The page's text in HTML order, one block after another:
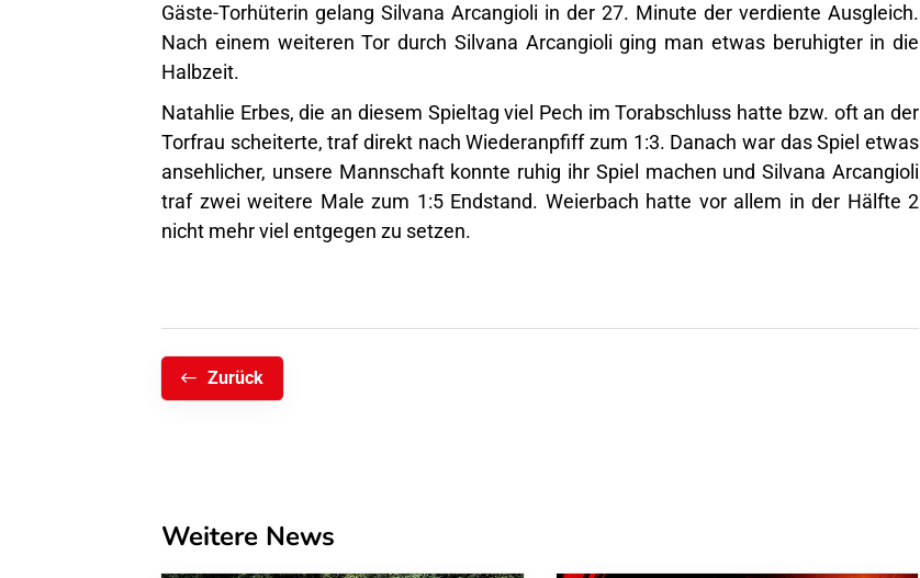
Gäste-Torhüterin gelang Silvana Arcangioli in der 27. Minute der verdiente Ausgleich.
Nach einem weiteren Tor durch Silvana Arcangioli ging man etwas beruhigter in die
Halbzeit.
Natahlie Erbes, die an diesem Spieltag viel Pech im Torabschluss hatte bzw. oft an der
Torfrau scheiterte, traf direkt nach Wiederanpfiff zum 1:3. Danach war das Spiel etwas
ansehlicher, unsere Mannschaft konnte ruhig ihr Spiel machen und Silvana Arcangioli
traf zwei weitere Male zum 1:5 Endstand. Weierbach hatte vor allem in der Hälfte 2
nicht mehr viel entgegen zu setzen.
Zurück
Weitere News